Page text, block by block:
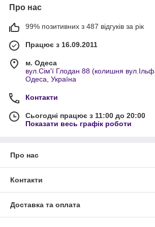
Про нас
99% позитивних з 487 відгуків за рік
Працює з 16.09.2011
м. Одеса
вул.Сім'ї Глодан 88 (колишня
Одеса, Україна
Контакти
Сьогодні працює з 11:00 до 20:00
Показати весь графік роботи
Про нас
Контакти
Доставка та оплата